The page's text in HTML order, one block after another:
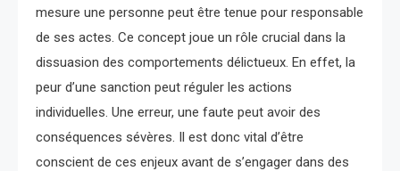
mesure une personne peut être tenue pour responsable
de ses actes. Ce concept joue un rôle crucial dans la
dissuasion des comportements délictueux. En effet, la
peur d’une sanction peut réguler les actions
individuelles. Une erreur, une faute peut avoir des
conséquences sévères. Il est donc vital d’être
conscient de ces enjeux avant de s’engager dans des